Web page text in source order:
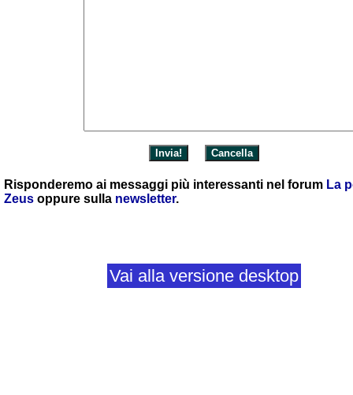
Risponderemo ai messaggi più interessanti nel forum La
Zeus oppure sulla newsletter.
Vai alla versione desktop